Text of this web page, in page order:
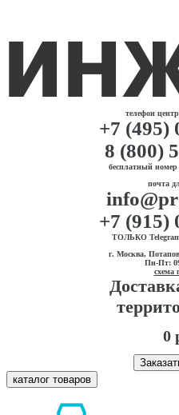
телефон
+7 (495)
8 (800)
бесплатный
почта
+7 (915)
ТОЛЬКО
г. Москва,
Пн-Пт:
схема
0
каталог товаров